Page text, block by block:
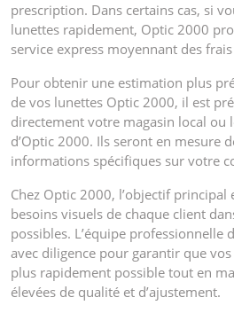
prescription. Dans certains cas, si
lunettes rapidement, Optic 2000
service express moyennant des
Pour obtenir une estimation plus
de vos lunettes Optic 2000, il est
directement votre magasin local ou
d’Optic 2000. Ils seront en mesure
informations spécifiques sur votre
Chez Optic 2000, l’objectif principal
besoins visuels de chaque client
possibles. L’équipe professionnelle
avec diligence pour garantir que
plus rapidement possible tout en
élevées de qualité et d’ajustement.